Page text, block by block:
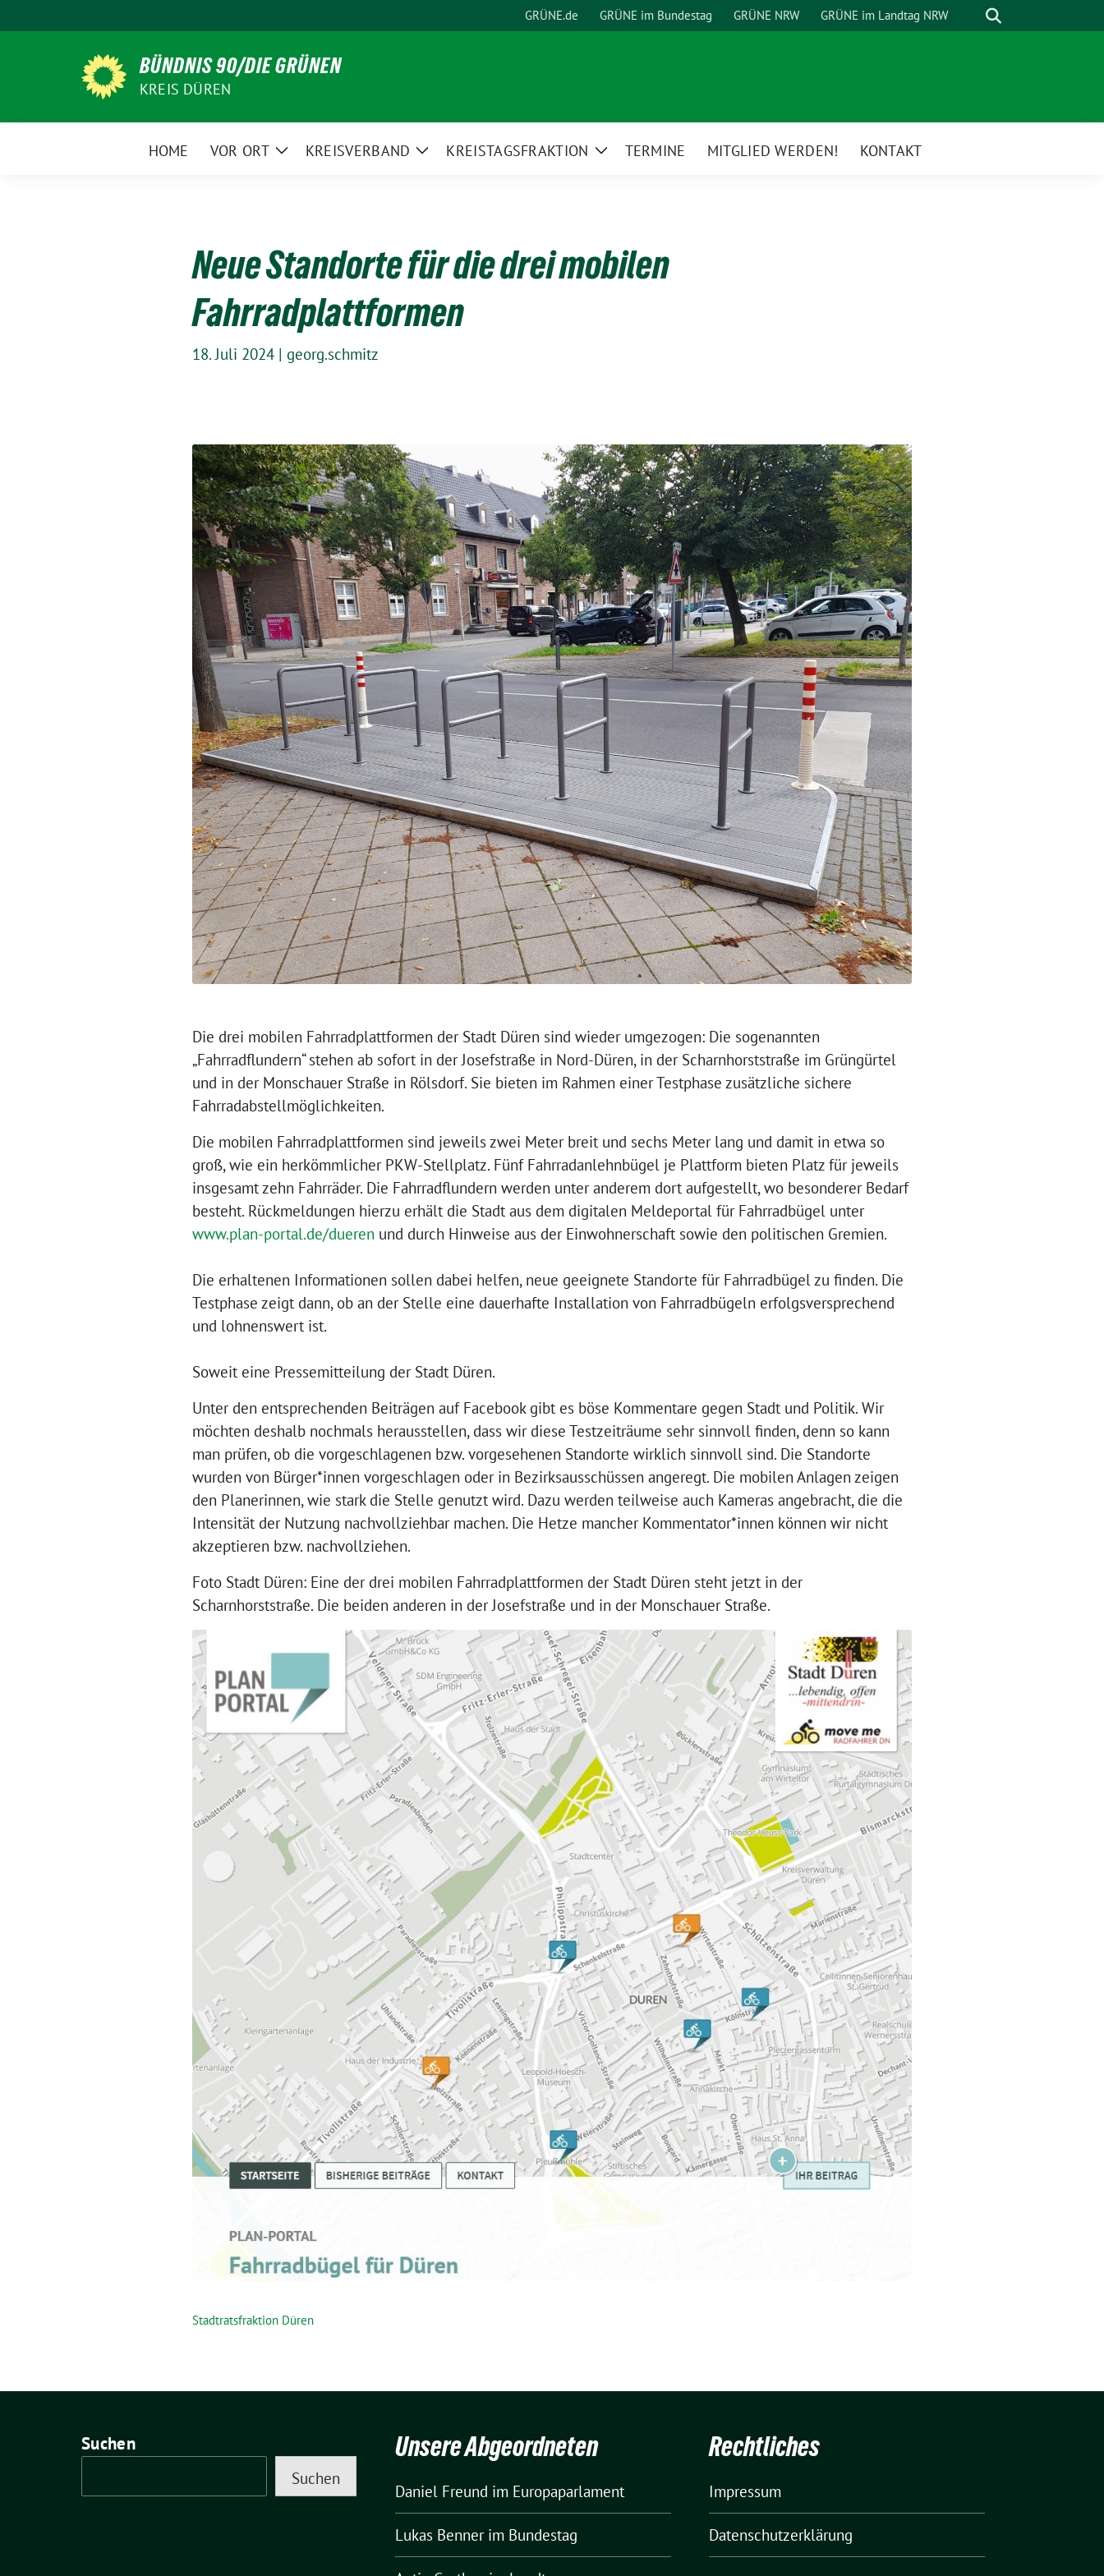
zum
GRÜNE.de GRÜNE im Bundestag GRÜNE NRW GRÜNE im Landtag NRW Suche
BÜNDNIS 90/DIE GRÜNEN
KREIS DÜREN
HOME VOR ORT
ZeigeKREISVERBAND
ZeigeKREISTAGSFRAKTION
ZeigeTERMINE MITGLIED WERDEN! KONTAKT
Neue Standorte für die drei mobilen
Fahrradplattformen
18. Juli 2024 | georg.schmitz
Die drei mobilen Fahrradplattformen der Stadt Düren sind wieder umgezogen: Die sogenannten
„Fahrradflundern“ stehen ab sofort in der Josefstraße in Nord-Düren, in der Scharnhorststraße im Grüngürtel
und in der Monschauer Straße in Rölsdorf. Sie bieten im Rahmen einer Testphase zusätzliche sichere
Fahrradabstellmöglichkeiten.
Die mobilen Fahrradplattformen sind jeweils zwei Meter breit und sechs Meter lang und damit in etwa so
groß, wie ein herkömmlicher PKW-Stellplatz. Fünf Fahrradanlehnbügel je Plattform bieten Platz für jeweils
insgesamt zehn Fahrräder. Die Fahrradflundern werden unter anderem dort aufgestellt, wo besonderer Bedarf
besteht. Rückmeldungen hierzu erhält die Stadt aus dem digitalen Meldeportal für Fahrradbügel unter
www.plan-portal.de/dueren und durch Hinweise aus der Einwohnerschaft sowie den politischen Gremien.
Die erhaltenen Informationen sollen dabei helfen, neue geeignete Standorte für Fahrradbügel zu finden. Die
Testphase zeigt dann, ob an der Stelle eine dauerhafte Installation von Fahrradbügeln erfolgsversprechend
und lohnenswert ist.
Soweit eine Pressemitteilung der Stadt Düren.
Unter den entsprechenden Beiträgen auf Facebook gibt es böse Kommentare gegen Stadt und Politik. Wir
möchten deshalb nochmals herausstellen, dass wir diese Testzeiträume sehr sinnvoll finden, denn so kann
man prüfen, ob die vorgeschlagenen bzw. vorgesehenen Standorte wirklich sinnvoll sind. Die Standorte
wurden von Bürger*innen vorgeschlagen oder in Bezirksausschüssen angeregt. Die mobilen Anlagen zeigen
den Planerinnen, wie stark die Stelle genutzt wird. Dazu werden teilweise auch Kameras angebracht, die die
Intensität der Nutzung nachvollziehbar machen. Die Hetze mancher Kommentator*innen können wir nicht
akzeptieren bzw. nachvollziehen.
Foto Stadt Düren: Eine der drei mobilen Fahrradplattformen der Stadt Düren steht jetzt in der
Scharnhorststraße. Die beiden anderen in der Josefstraße und in der Monschauer Straße.
Stadtratsfraktion Düren
Suchen
Suchen
Unsere Abgeordneten
Daniel Freund im Europaparlament
Lukas Bennerim Bundestag
Rechtliches
Impressum
Datenschutzerklärung